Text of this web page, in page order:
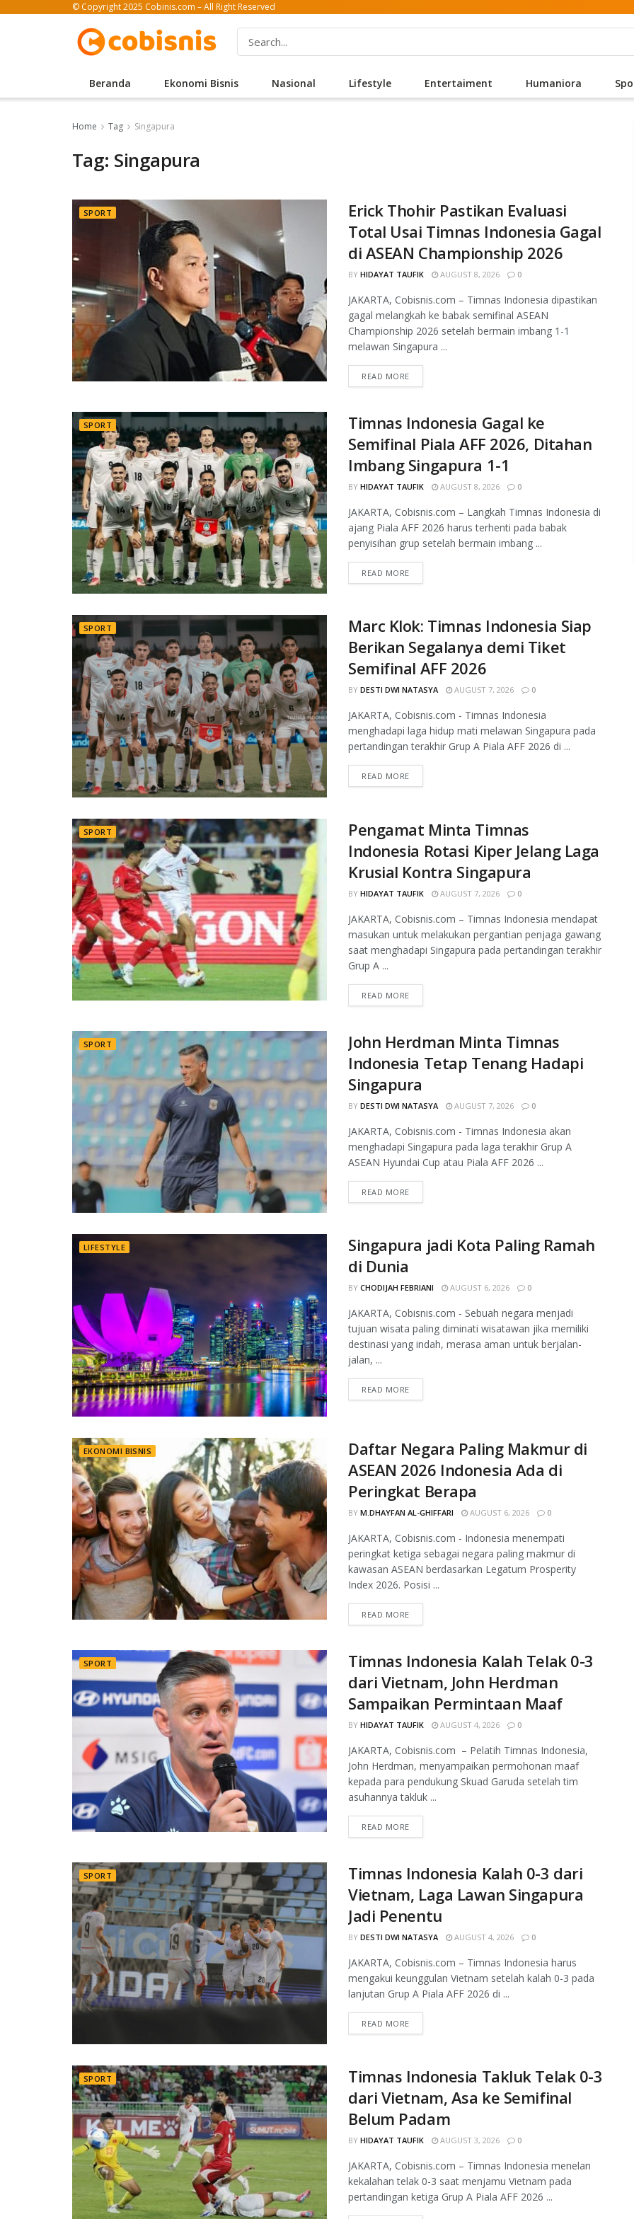
© Copyright 2025 Cobinis.com – All Right Reserved
Beranda Ekonomi Bisnis Nasional Lifestyle Entertaiment Humaniora
Home Tag Singapura
Tag: Singapura
SPORT
Erick Thohir Pastikan Evaluasi
Total Usai Timnas Indonesia Gagal
di ASEAN Championship 2026
BY HIDAYAT TAUFIK AUGUST 8, 2026 0
JAKARTA, Cobisnis.com – Timnas Indonesia dipastikan
gagal melangkah ke babak semifinal ASEAN
Championship 2026 setelah bermain imbang 1-1
melawan Singapura ...
READ MORE
SPORT
Timnas Indonesia Gagal ke
Semifinal Piala AFF 2026, Ditahan
Imbang Singapura 1-1
BY HIDAYAT TAUFIK AUGUST 8, 2026 0
JAKARTA, Cobisnis.com – Langkah Timnas Indonesia di
ajang Piala AFF 2026 harus terhenti pada babak
penyisihan grup setelah bermain imbang ...
READ MORE
SPORT
Marc Klok: Timnas Indonesia Siap
Berikan Segalanya demi Tiket
Semifinal AFF 2026
BY DESTI DWI NATASYA AUGUST 7, 2026 0
JAKARTA, Cobisnis.com - Timnas Indonesia
menghadapi laga hidup mati melawan Singapura pada
pertandingan terakhir Grup A Piala AFF 2026 di ...
READ MORE
SPORT
Pengamat Minta Timnas
Indonesia Rotasi Kiper Jelang Laga
Krusial Kontra Singapura
BY HIDAYAT TAUFIK AUGUST 7, 2026 0
JAKARTA, Cobisnis.com – Timnas Indonesia mendapat
masukan untuk melakukan pergantian penjaga gawang
saat menghadapi Singapura pada pertandingan terakhir
Grup A ...
READ MORE
SPORT
John Herdman Minta Timnas
Indonesia Tetap Tenang Hadapi
Singapura
BY DESTI DWI NATASYA AUGUST 7, 2026 0
JAKARTA, Cobisnis.com - Timnas Indonesia akan
menghadapi Singapura pada laga terakhir Grup A
ASEAN Hyundai Cup atau Piala AFF 2026 ...
READ MORE
LIFESTYLE
Singapura jadi Kota Paling Ramah
di Dunia
BY CHODIJAH FEBRIANI AUGUST 6, 2026 0
JAKARTA, Cobisnis.com - Sebuah negara menjadi
tujuan wisata paling diminati wisatawan jika memiliki
destinasi yang indah, merasa aman untuk berjalan-
jalan, ...
READ MORE
EKONOMI BISNIS
Daftar Negara Paling Makmur di
ASEAN 2026 Indonesia Ada di
Peringkat Berapa
BY M.DHAYFAN AL-GHIFFARI AUGUST 6, 2026 0
JAKARTA, Cobisnis.com - Indonesia menempati
peringkat ketiga sebagai negara paling makmur di
kawasan ASEAN berdasarkan Legatum Prosperity
Index 2026. Posisi ...
READ MORE
SPORT
Timnas Indonesia Kalah Telak 0-3
dari Vietnam, John Herdman
Sampaikan Permintaan Maaf
BY HIDAYAT TAUFIK AUGUST 4, 2026 0
JAKARTA, Cobisnis.com – Pelatih Timnas Indonesia,
John Herdman, menyampaikan permohonan maaf
kepada para pendukung Skuad Garuda setelah tim
asuhannya takluk ...
READ MORE
SPORT
Timnas Indonesia Kalah 0-3 dari
Vietnam, Laga Lawan Singapura
Jadi Penentu
BY DESTI DWI NATASYA AUGUST 4, 2026 0
JAKARTA, Cobisnis.com – Timnas Indonesia harus
mengakui keunggulan Vietnam setelah kalah 0-3 pada
lanjutan Grup A Piala AFF 2026 di ...
READ MORE
SPORT
Timnas Indonesia Takluk Telak 0-3
dari Vietnam, Asa ke Semifinal
Belum Padam
BY HIDAYAT TAUFIK AUGUST 3, 2026 0
JAKARTA, Cobisnis.com – Timnas Indonesia menelan
kekalahan telak 0-3 saat menjamu Vietnam pada
pertandingan ketiga Grup A Piala AFF 2026 ...